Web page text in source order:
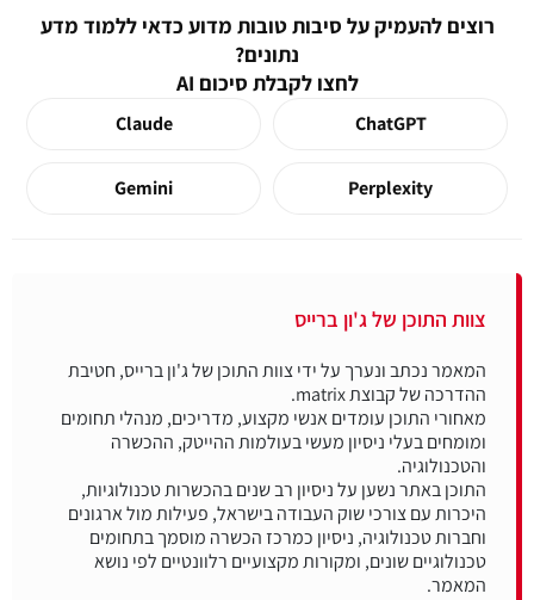
רוצים להעמיק על סיבות טובות מדוע כדאי ללמוד מדע
נתונים?
לחצו לקבלת סיכום AI
ChatGPT
Claude
Perplexity
Gemini
צוות התוכן של ג'ון ברייס
המאמר נכתב ונערך על ידי צוות התוכן של ג'ון ברייס, חטיבת
מאחורי התוכן עומדים אנשי מקצוע, מדריכים, מנהלי תחומים
ומומחים בעלי ניסיון מעשי בעולמות ההייטק, ההכשרה
התוכן באתר נשען על ניסיון רב שנים בהכשרות טכנולוגיות,
היכרות עם צורכי שוק העבודה בישראל, פעילות מול ארגונים
וחברות טכנולוגיה, ניסיון כמרכז הכשרה מוסמך בתחומים
טכנולוגיים שונים, ומקורות מקצועיים רלוונטיים לפי נושא
המאמר.